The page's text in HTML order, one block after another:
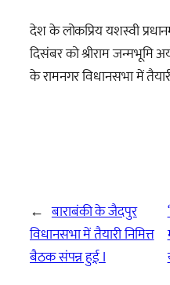
देश के लोकप्रिय यशस्वी
दिसंबर को श्रीराम जन्मभूमि
के रामनगर विधानसभा में
← बाराबंकी के जैदपुर
विधानसभा में तैयारी निमित्त
बैठक संपन्न हुई I